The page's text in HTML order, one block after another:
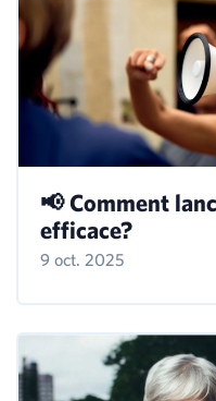
📢 Comment
efficace?
9 oct. 2025